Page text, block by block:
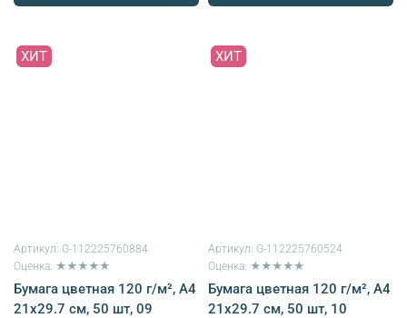
ХИТ
Артикул: G-112225760884
Оценка: ★★★★★
Бумага цветная 120 г/м², A4
21х29.7 см, 50 шт, 09
ХИТ
Артикул: G-112225760524
Оценка: ★★★★★
Бумага цветная 120 г/м², A4
21х29.7 см, 50 шт, 10